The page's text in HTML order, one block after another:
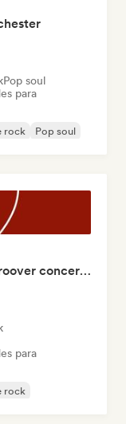
Pop soul
para
rock
Pop soul
🇳🇱 Play at the Loving Room x Groover concert in Amsterdam
para
rock